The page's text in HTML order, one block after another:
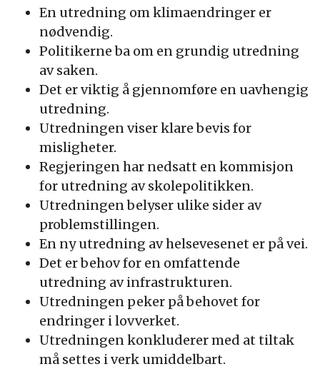
En utredning om klimaendringer er
nødvendig.
Politikerne ba om en grundig utredning
av saken.
Det er viktig å gjennomføre en uavhengig
utredning.
Utredningen viser klare bevis for
misligheter.
Regjeringen har nedsatt en kommisjon
for utredning av skolepolitikken.
Utredningen belyser ulike sider av
problemstillingen.
En ny utredning av helsevesenet er på vei.
Det er behov for en omfattende
utredning av infrastrukturen.
Utredningen peker på behovet for
endringer i lovverket.
Utredningen konkluderer med at tiltak
må settes i verk umiddelbart.